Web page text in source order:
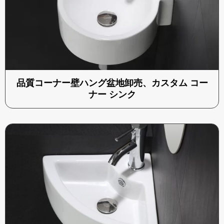
品質コーナー壁ハング盆地卸売、カスタム コー
ナー シンク